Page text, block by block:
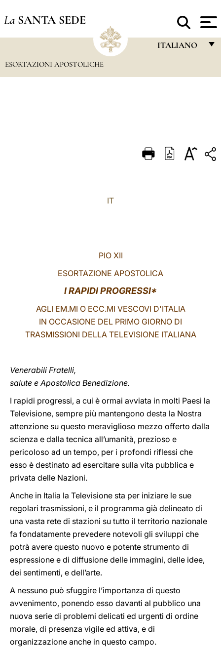
La SANTA SEDE
ITALIANO
DEUTSCH
ESORTAZIONI APOSTOLICHE
IT
PIO XII
ESORTAZIONE APOSTOLICA
I RAPIDI PROGRESSI*
AGLI EM.MI O ECC.MI VESCOVI D'ITALIA
IN OCCASIONE DEL PRIMO GIORNO DI
TRASMISSIONI DELLA TELEVISIONE ITALIANA
Venerabili Fratelli,
salute e Apostolica Benedizione.
I rapidi progressi, a cui è ormai avviata in molti Paesi la
Televisione, sempre più mantengono desta la Nostra
attenzione su questo meraviglioso mezzo offerto dalla
scienza e dalla tecnica all’umanità, prezioso e
pericoloso ad un tempo, per i profondi riflessi che
esso è destinato ad esercitare sulla vita pubblica e
privata delle Nazioni.
Anche in Italia la Televisione sta per iniziare le sue
regolari trasmissioni, e il programma già delineato di
una vasta rete di stazioni su tutto il territorio nazionale
fa fondatamente prevedere notevoli gli sviluppi che
potrà avere questo nuovo e potente strumento di
espressione e di diffusione delle immagini, delle idee,
dei sentimenti, e dell’arte.
A nessuno può sfuggire l’importanza di questo
avvenimento, ponendo esso davanti al pubblico una
nuova serie di problemi delicati ed urgenti di ordine
morale, di presenza vigile ed attiva, e di
organizzazione anche in questo campo.